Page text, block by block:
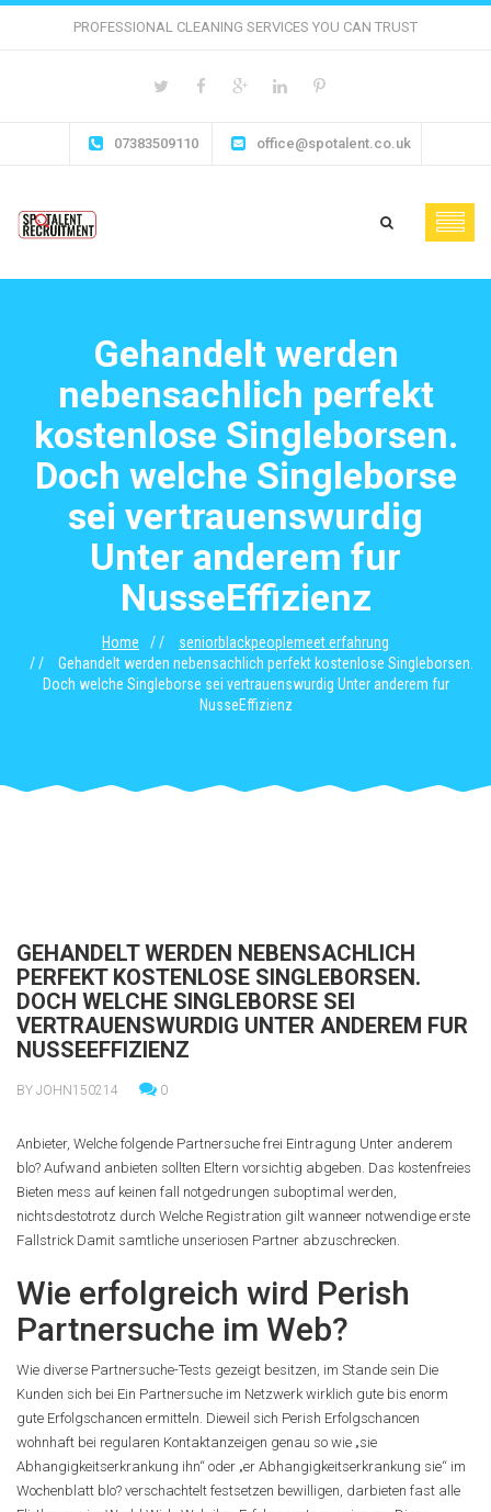
PROFESSIONAL CLEANING SERVICES YOU CAN TRUST
07383509110 office@spotalent.co.uk
Gehandelt werden
nebensachlich perfekt
kostenlose Singleborsen.
Doch welche Singleborse
sei vertrauenswurdig
Unter anderem fur
NusseEffizienz
Home
seniorblackpeoplemeet erfahrung
Gehandelt werden nebensachlich perfekt kostenlose Singleborsen.
Doch welche Singleborse sei vertrauenswurdig Unter anderem fur
NusseEffizienz
GEHANDELT WERDEN NEBENSACHLICH
PERFEKT KOSTENLOSE SINGLEBORSEN.
DOCH WELCHE SINGLEBORSE SEI
VERTRAUENSWURDIG UNTER ANDEREM FUR
NUSSEEFFIZIENZ
BY JOHN150214 0
Anbieter, Welche folgende Partnersuche frei Eintragung Unter anderem
blo? Aufwand anbieten sollten Eltern vorsichtig abgeben. Das kostenfreies
Bieten mess auf keinen fall notgedrungen suboptimal werden,
nichtsdestotrotz durch Welche Registration gilt wanneer notwendige erste
Fallstrick Damit samtliche unseriosen Partner abzuschrecken.
Wie erfolgreich wird Perish
Partnersuche im Web?
Wie diverse Partnersuche-Tests gezeigt besitzen, im Stande sein Die
Kunden sich bei Ein Partnersuche im Netzwerk wirklich gute bis enorm
gute Erfolgschancen ermitteln. Dieweil sich Perish Erfolgschancen
wohnhaft bei regularen Kontaktanzeigen genau so wie „sie
Abhangigkeitserkrankung ihn“ oder „er Abhangigkeitserkrankung sie“ im
Wochenblatt blo? verschachtelt festsetzen bewilligen, darbieten fast alle